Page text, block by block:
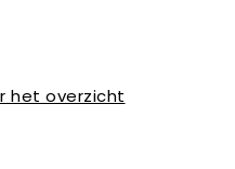
het overzicht